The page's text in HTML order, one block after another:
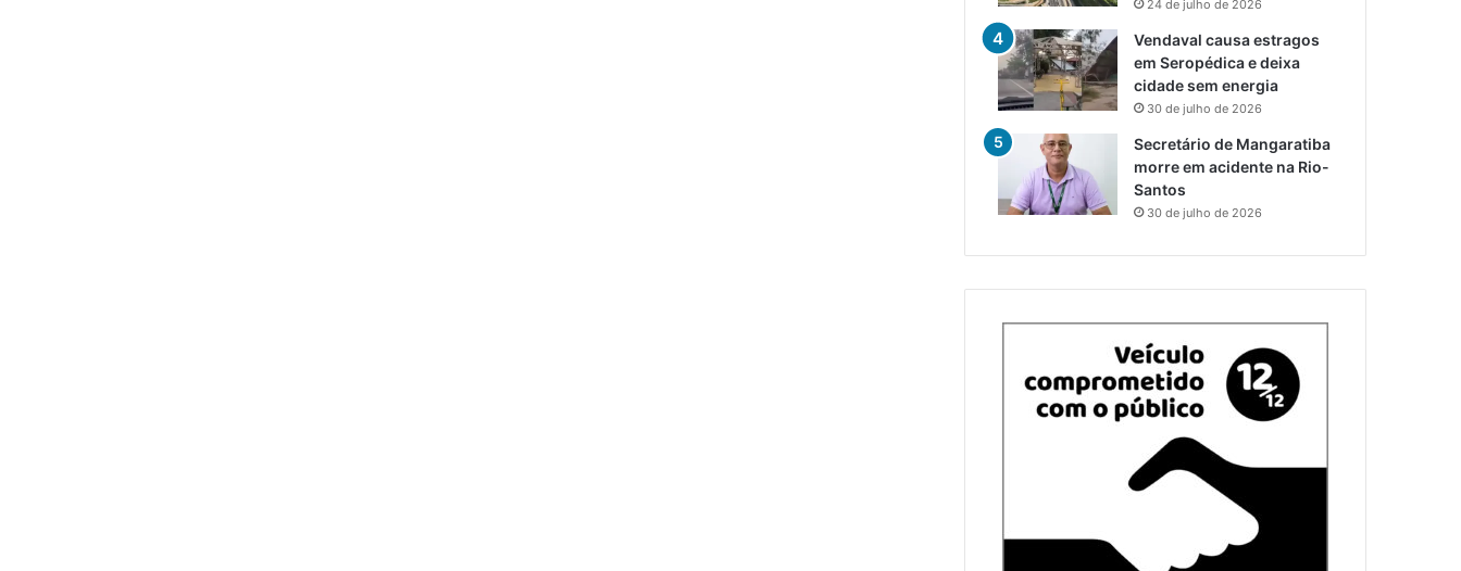
24 de julho de 2026
Vendaval causa estragos
em Seropédica e deixa
cidade sem energia
30 de julho de 2026
Secretário de Mangaratiba
morre em acidente na Rio-
Santos
30 de julho de 2026